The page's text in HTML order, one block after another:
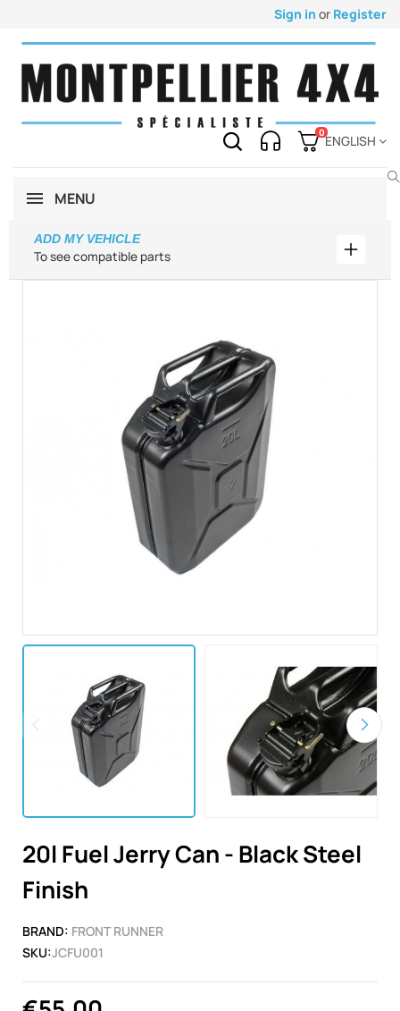
Sign in or Register
0
ENGLISH
MENU
To see compatible parts
ADD MY VEHICLE
Add
20l Fuel Jerry Can - Black Steel
Finish
BRAND: FRONT RUNNER
SKU:JCFU001